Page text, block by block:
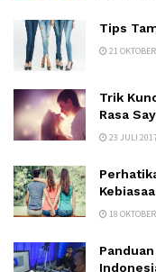
Tips
21
Trik
Rasa
23 JULI
18